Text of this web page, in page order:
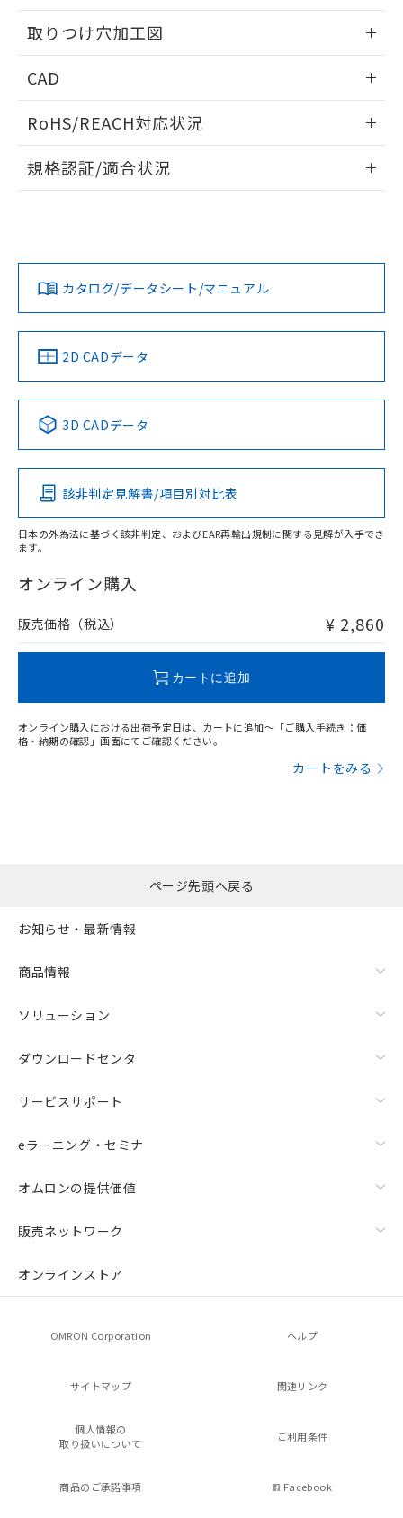
取りつけ穴加工図
CAD
ドすることができます。
ログイン/会員登録
ダウンロードデータをご利用いただく前に、以下を必ずお読
みください。
ソフトウェアの使用条件
RoHS/REACH対応状況
EU RoHS 注意事項・凡例
対応済み
中国 RoHS 注意事項・凡例
Pb Hg Cd Cr(VI)
O
在庫等で未対応品が混在する可能性があります。
問い合わせください。
規格認証/適合状況
カタログ/データシート/マニュアル
2D CADデータ
3D CADデータ
該非判定見解書/項目別対比表
日本の外為法に基づく該非判定、およびEAR再輸出規制に関する見解が入手でき
ます。
オンライン購入
販売価格（税込） ¥ 2,860
カートに追加
オンライン購入における出荷予定日は、カートに追加～「ご購入手続き：価
格・納期の確認」画面にてご確認ください。
カートをみる
ページ先頭へ戻る
お知らせ・最新情報
商品情報
ソリューション
ダウンロードセンタ
サービスサポート
eラーニング・セミナ
オムロンの提供価値
販売ネットワーク
オンラインストア
OMRON Corporation ヘルプ
サイトマップ 関連リンク
個人情報の
取り扱いについて
ご利用条件
商品のご承諾事項 Facebook